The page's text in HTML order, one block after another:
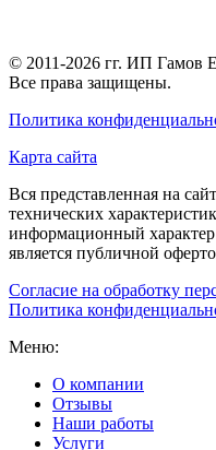
© 2011-2026 гг. ИП Гамов
Все права защищены.
Политика
Карта сайта
Вся представленная на
технических
информационный
является публичной
Согласие на обработку
Политика
Меню:
О компании
Отзывы
Наши работы
Услуги